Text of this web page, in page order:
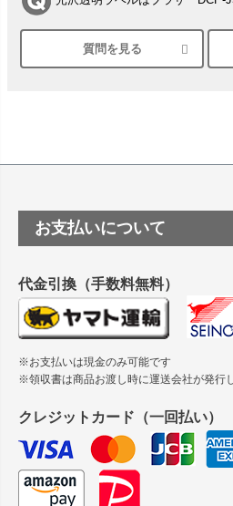
シルバーペーパーにEPSON
は？
塩ビのロール紙で離型紙が透明
つや消し半透明ラベルのロールタ
縦420mm×横650mmの包装紙に
質問を見る
お支払いについて
代金引換（手数料無料）
※お支払いは現金のみ可能です
※領収書は商品お渡し時に運送会社が発行
クレジットカード（一回払い）